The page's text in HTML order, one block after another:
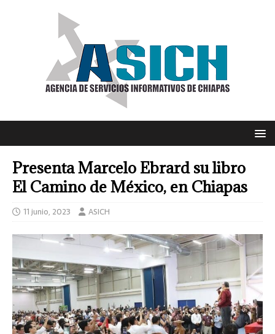
Presenta Marcelo Ebrard su libro
El Camino de México, en Chiapas
11 junio, 2023 ASICH